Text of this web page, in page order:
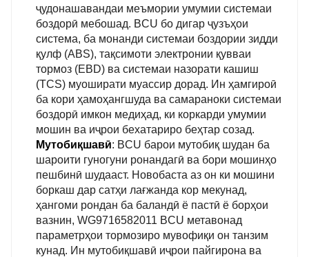
ҷудонашавандаи меъмории умумии системаи
боздорӣ мебошад. BCU бо дигар ҷузъҳои
система, ба монанди системаи боздории зидди
қулф (ABS), тақсимоти электронии қувваи
тормоз (EBD) ва системаи назорати кашиш
(TCS) муоширати муассир дорад. Ин ҳамгироӣ
ба кори ҳамоҳангшуда ва самараноки системаи
боздорӣ имкон медиҳад, ки коркарди умумии
мошин ва иҷрои бехатариро беҳтар созад.
Мутобиқшавӣ: BCU барои мутобиқ шудан ба
шароити гуногуни ронандагӣ ва бори мошинҳо
пешбинӣ шудааст. Новобаста аз он ки мошини
боркаш дар сатҳи лағжанда кор мекунад,
ҳангоми рондан ба баландӣ ё пастӣ ё борҳои
вазнин, WG9716582011 BCU метавонад
параметрҳои тормозиро мувофиқи он танзим
кунад. Ин мутобиқшавӣ иҷрои пайгирона ва